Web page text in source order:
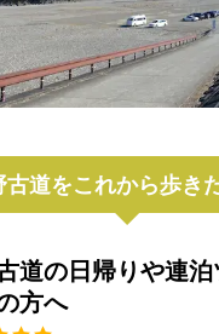
古道をこれから歩き
道の日帰りや連
方へ